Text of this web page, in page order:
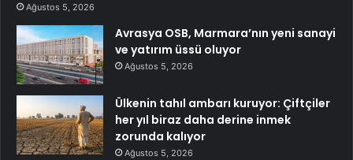
Ağustos 5, 2026
Avrasya OSB, Marmara’nın yeni sanayi
ve yatırım üssü oluyor
Ağustos 5, 2026
Ülkenin tahıl ambarı kuruyor: Çiftçiler
her yıl biraz daha derine inmek
zorunda kalıyor
Ağustos 5, 2026